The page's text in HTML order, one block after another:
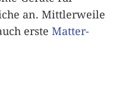
an. Mittlerweile
erste Matter-